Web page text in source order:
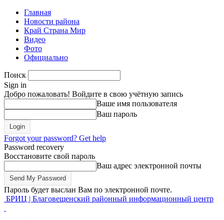
Главная
Новости района
Край Страна Мир
Видео
Фото
Официально
Поиск
Sign in
Добро пожаловать! Войдите в свою учётную запись
Ваше имя пользователя
Ваш пароль
Forgot your password? Get help
Password recovery
Восстановите свой пароль
Ваш адрес электронной почты
Пароль будет выслан Вам по электронной почте.
БРИЦ | Благовещенский районный информационный центр